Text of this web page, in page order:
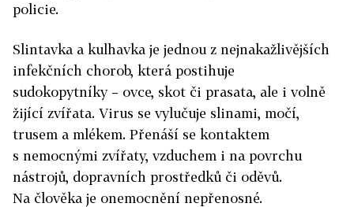
policie.
Slintavka a kulhavka je jednou z nejnakažlivějších
infekčních chorob, která postihuje
sudokopytníky – ovce, skot či prasata, ale i volně
žijící zvířata. Virus se vylučuje slinami, močí,
trusem a mlékem. Přenáší se kontaktem
s nemocnými zvířaty, vzduchem i na povrchu
nástrojů, dopravních prostředků či oděvů.
Na člověka je onemocnění nepřenosné.